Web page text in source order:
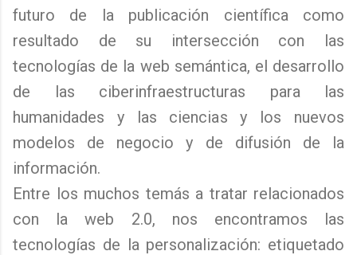
futuro de la publicación científica como
resultado de su intersección con las
tecnologías de la web semántica, el desarrollo
de las ciberinfraestructuras para las
humanidades y las ciencias y los nuevos
modelos de negocio y de difusión de la
información.
Entre los muchos temás a tratar relacionados
con la web 2.0, nos encontramos las
tecnologías de la personalización: etiquetado